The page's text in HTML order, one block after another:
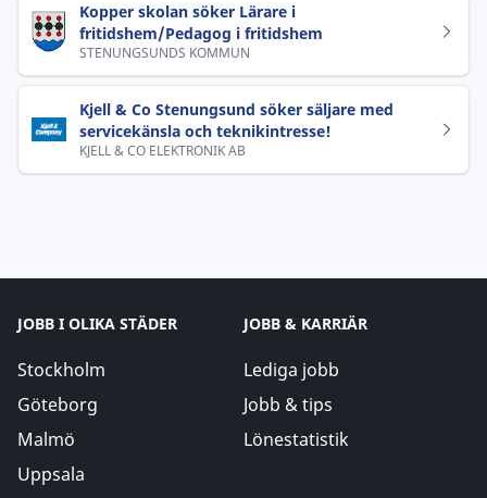
Kopper skolan söker Lärare i
fritidshem/Pedagog i fritidshem
STENUNGSUNDS KOMMUN
Kjell & Co Stenungsund söker säljare med
servicekänsla och teknikintresse!
KJELL & CO ELEKTRONIK AB
JOBB I OLIKA STÄDER
Stockholm
Göteborg
Malmö
Uppsala
JOBB & KARRIÄR
Lediga jobb
Jobb & tips
Lönestatistik